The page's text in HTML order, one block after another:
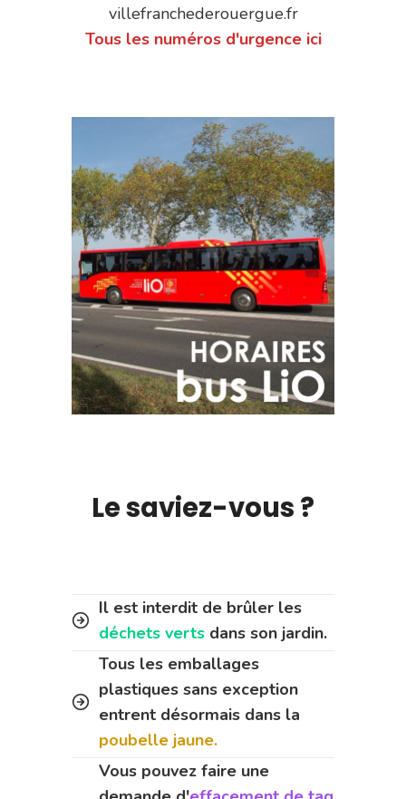
villefranchederouergue.fr
Tous les numéros d'urgence ici
Le saviez-vous ?
Il est interdit de brûler les
déchets verts dans son jardin.
Tous les emballages
plastiques sans exception
entrent désormais dans la
poubelle jaune.
Vous pouvez faire une